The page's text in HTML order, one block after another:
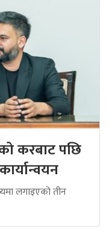
करबाट पछि
लगाइएको तीन